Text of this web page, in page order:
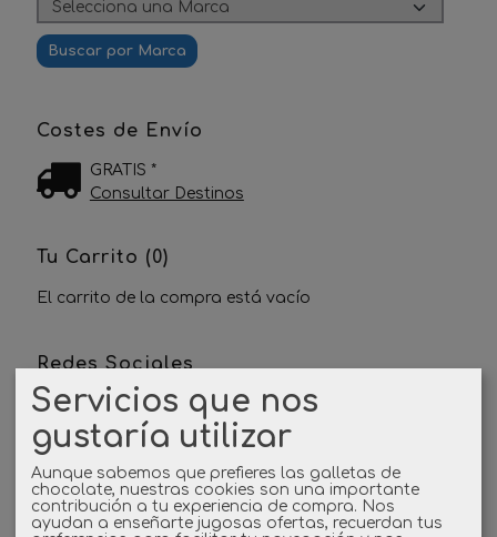
Costes de Envío
GRATIS *
Consultar Destinos
Tu Carrito (0)
El carrito de la compra está vacío
Redes Sociales
Twitter
Linkedin
Instagram
Servicios que nos
gustaría utilizar
Aunque sabemos que prefieres las galletas de
chocolate, nuestras cookies son una importante
contribución a tu experiencia de compra. Nos
ayudan a enseñarte jugosas ofertas, recuerdan tus